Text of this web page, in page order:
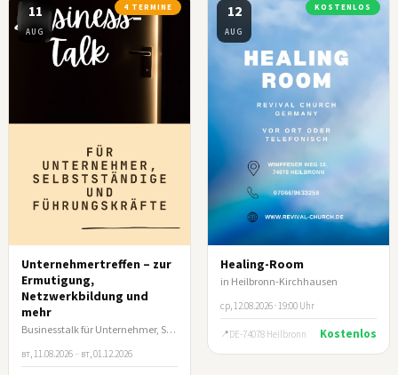
11
AUG
4 TERMINE
Unternehmertreffen – zur
Ermutigung,
Netzwerkbildung und
mehr
Businesstalk für Unternehmer, Selbstständige und leitende Führungskräfte
вт, 11.08.2026 – вт, 01.12.2026
12
AUG
KOSTENLOS
Healing-Room
in Heilbronn-Kirchhausen
ср, 12.08.2026 · 19:00 Uhr
DE-74078 Heilbronn Kostenlos